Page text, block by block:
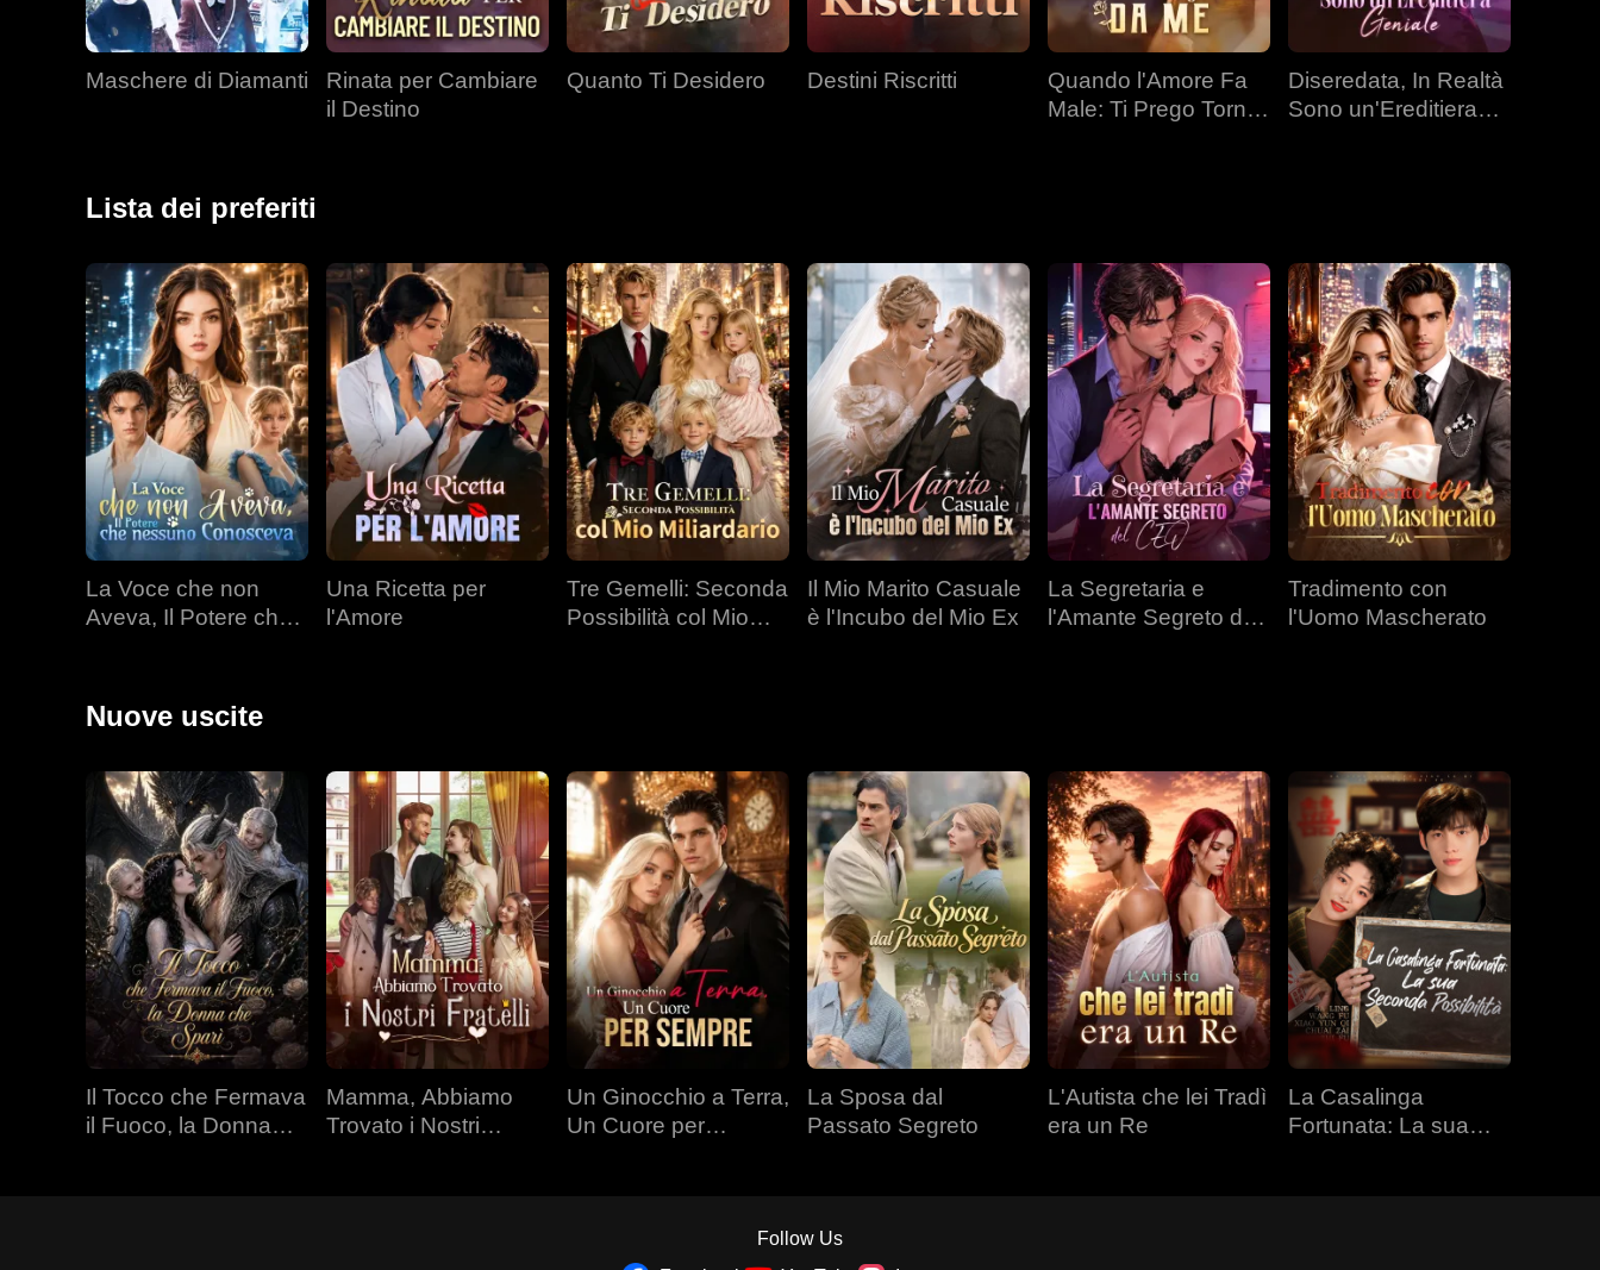
Maschere di Diamanti
Rinata per Cambiare
il Destino
Quanto Ti Desidero Destini Riscritti
Quando l'Amore Fa
Male: Ti Prego Torna
Diseredata, In Realtà
Sono un'Ereditiera
Lista dei preferiti
La Voce che non
Aveva, Il Potere che
Una Ricetta per
l'Amore
Tre Gemelli: Seconda
Possibilità col Mio
Il Mio Marito Casuale
è l'Incubo del Mio Ex
La Segretaria e
l'Amante Segreto del
Tradimento con
l'Uomo Mascherato
Nuove uscite
Il Tocco che Fermava
il Fuoco, la Donna
Mamma, Abbiamo
Trovato i Nostri
Un Ginocchio a Terra,
Un Cuore per
La Sposa dal
Passato Segreto
L'Autista che lei Tradì
era un Re
La Casalinga
Fortunata: La sua
Follow Us